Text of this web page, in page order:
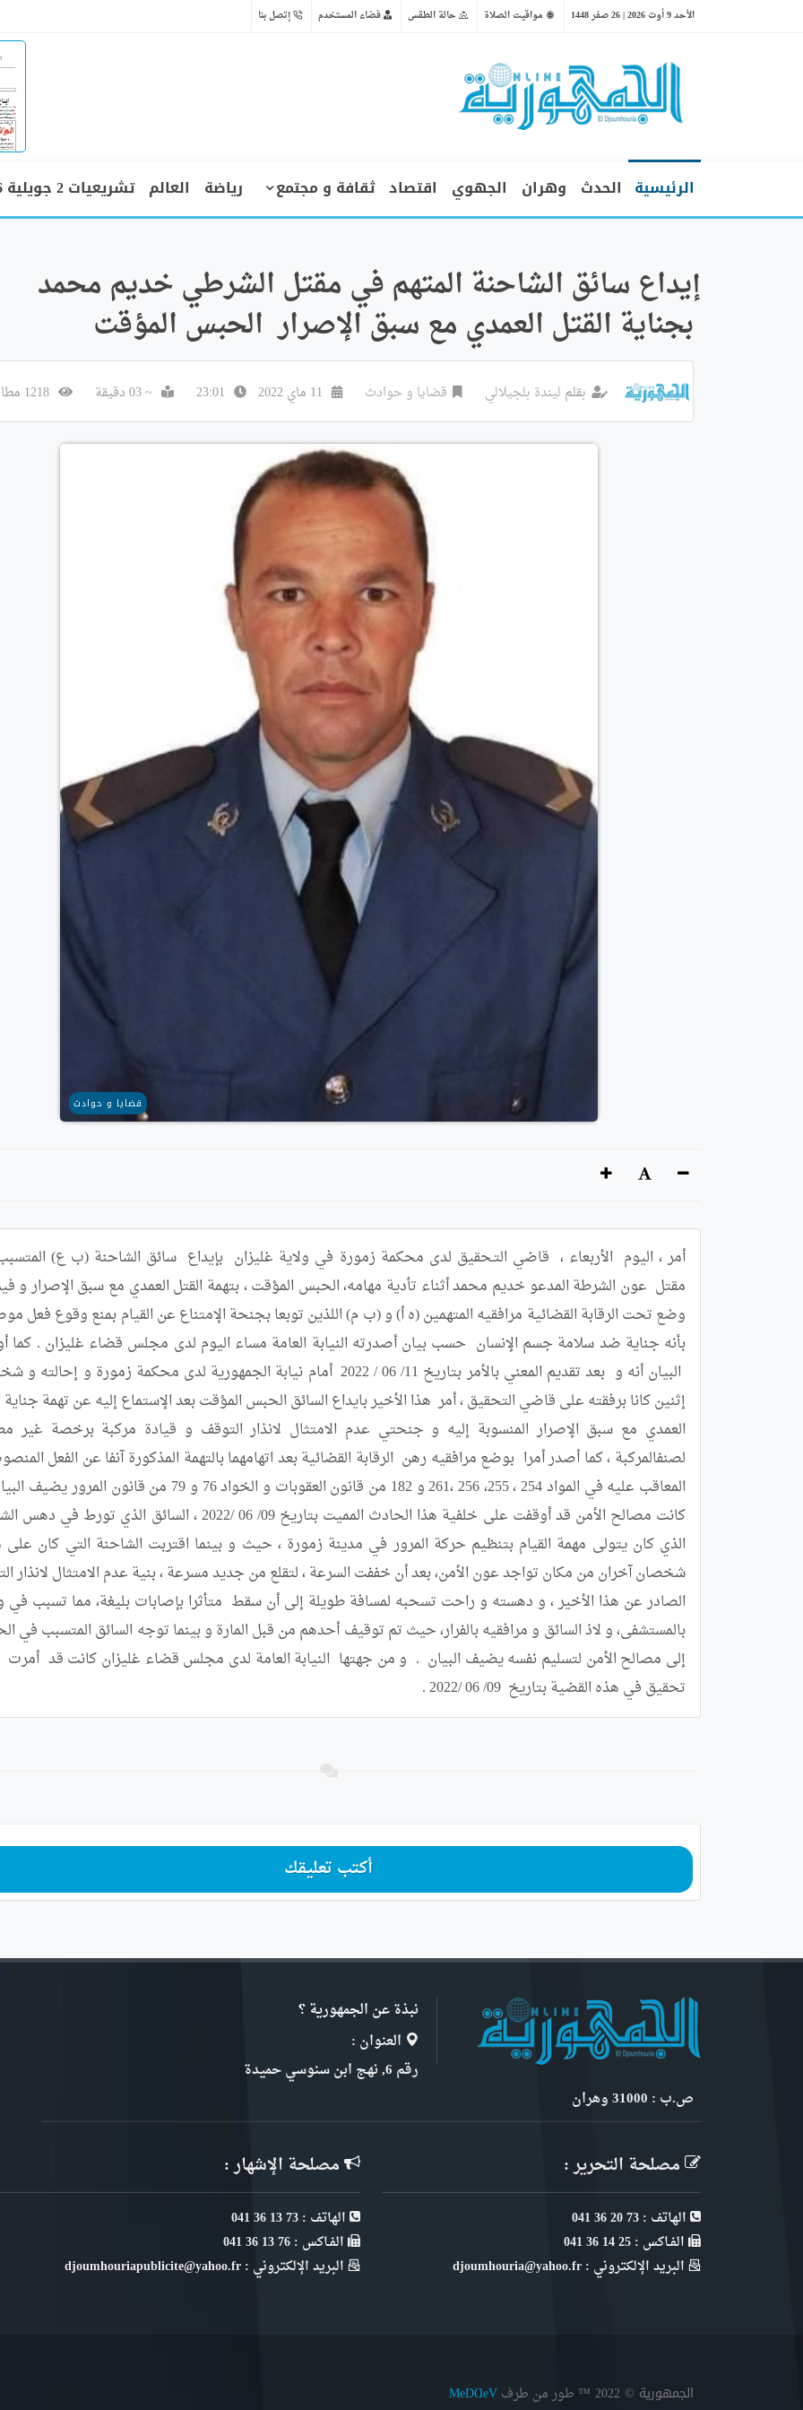
الأحد 9 أوت 2026 | 26 صفر 1448 مواقيت الصلاة حالة الطقس فضاء المستخدم إتصل بنا
الرئيسية الحدث وهران الجهوي اقتصاد ثقافة و مجتمع رياضة العالم تشريعيات 2 جويلية 2026
إيداع سائق الشاحنة المتهم في مقتل الشرطي خديم محمد
بجناية القتل العمدي مع سبق الإصرار الحبس المؤقت
بقلم ليندة بلجيلالي قضايا و حوادث ~ 03 دقيقة 1218 مطالعة
قضايا و حوادث
تحقيق في هذه القضية بتاريخ  09/ 06 /2022 .
أكتب تعليقك
نبذة عن الجمهورية ؟
العنوان :
رقم 6, نهج ابن سنوسي حميدة
ص.ب : 31000 وهران
مصلحة التحرير :
الهاتف : 73 20 36 041
الفـاكس : 25 14 36 041
البريد الإلكتروني : djoumhouria@yahoo.fr
مصلحة الإشهار :
الهاتف : 73 13 36 041
الفـاكس : 76 13 36 041
البريد الإلكتروني : djoumhouriapublicite@yahoo.fr
الجمهورية © 2022 ™ طور من طرف MeDⱭeV